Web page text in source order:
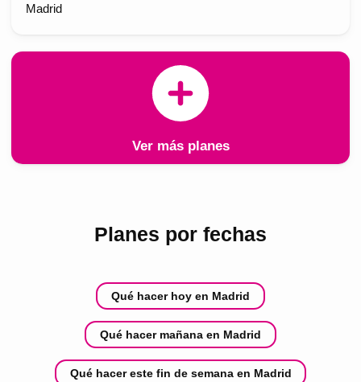
Madrid
Ver más planes
Planes por fechas
Qué hacer hoy en Madrid
Qué hacer mañana en Madrid
Qué hacer este fin de semana en Madrid